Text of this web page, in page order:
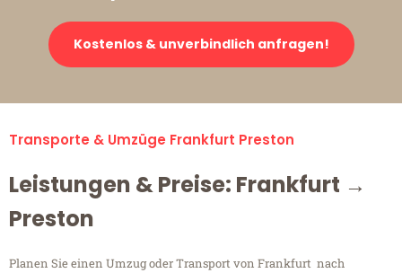
Kostenlos & unverbindlich anfragen!
Transporte & Umzüge Frankfurt Preston
Leistungen & Preise: Frankfurt →
Preston
Planen Sie einen Umzug oder Transport von Frankfurt nach